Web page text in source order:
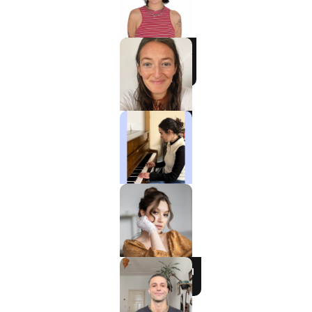
Charlotte
Klavier / Piano /
Flügel
Tali
Klavier / Piano /
Flügel
Ela
Gesang / Vocal
Alexandra
Gesang / Vocal